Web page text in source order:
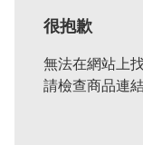
很抱歉
無法在網站上
請檢查商品連